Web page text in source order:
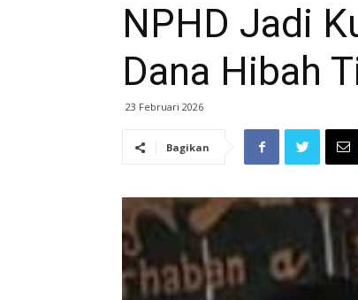
NPHD Jadi
Dana Hibah
23 Februari 2026
Bagikan